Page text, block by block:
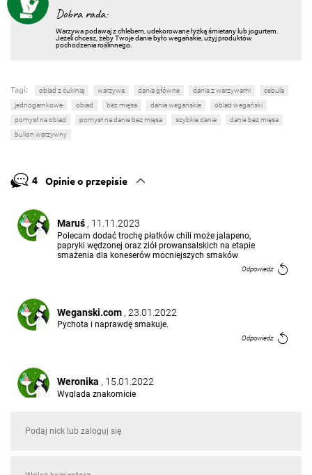
Dobra rada:
Warzywa podawaj z chlebem, udekorowane łyżką śmietany lub jogurtem.
Jeżeli chcesz, żeby Twoje danie było wegańskie, użyj produktów
pochodzenia roślinnego.
Tagi: obiad z cukinią warzywa dania główne dania z warzywami
cebula
jednogarnkowe
obiad bez mięsa dania wegańskie
obiad wegański
pomysł na obiad
pomysł na danie bez mięsa szybkie danie
danie bez mięsa
bulion warzywny
4 Opinie o przepisie
Maruś , 11.11.2023
Polecam dodać trochę płatków chili może jalapeno,
papryki wędzonej oraz ziół prowansalskich na etapie
smażenia dla koneserów mocniejszych smaków
Odpowiedz
Weganski.com , 23.01.2022
Pychota i naprawdę smakuje.
Odpowiedz
Weronika , 15.01.2022
Wygląda znakomicie